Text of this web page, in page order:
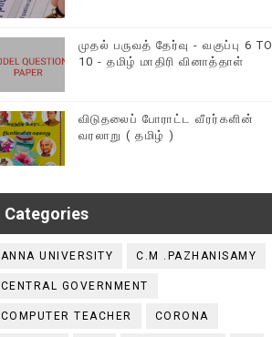
முதல் பருவத் தேர்வு - வகுப்பு 6 TO
10 - தமிழ் மாதிரி வினாத்தாள்
விடுதலைப் போராட்ட வீரர்களின்
வரலாறு ( தமிழ் )
Categories
ANNA UNIVERSITY C.M .PAZHANISAMY
CENTRAL GOVERNMENT
COMPUTER TEACHER CORONA